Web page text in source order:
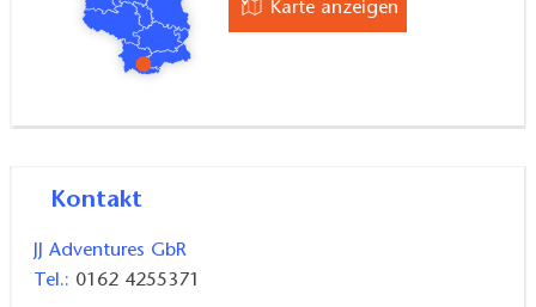
Karte anzeigen
Kontakt
JJ Adventures GbR
Tel.: 0162 4255371